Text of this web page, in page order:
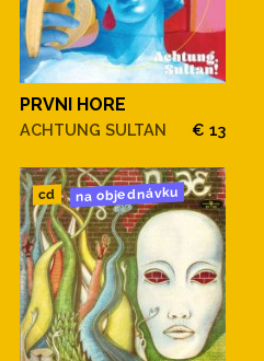
PRVNI HORE
ACHTUNG SULTAN € 13
cd na objednávku